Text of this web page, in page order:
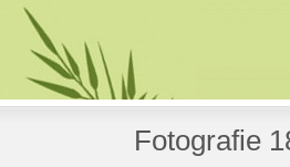
Fotografie